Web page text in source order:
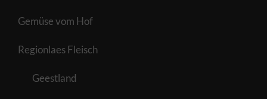
Gemüse vom Hof
Regionlaes Fleisch
Geestland